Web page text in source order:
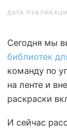
ДАТА
Сегодня мы
библиотек
команду по
на ленте и
раскраски
И сейчас